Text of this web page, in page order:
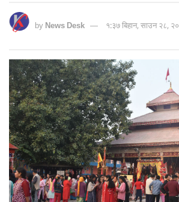
byNews Desk १:३७ बिहान, साउन २८,